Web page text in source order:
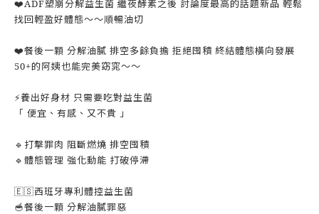
❤️ADF塑崩分解益生菌 繼夜酵素之後 討論度最高的話題新品 輕鬆
找回輕盈好體態～～順暢油切
❤️餐後一顆 分解油膩 排空多餘負擔 拒絕囤積 終結體態橫向發展
50+的阿姨也能完美窈窕～～
⚡️養出好身材 只需要吃對益生菌
「 便宜、有感、又不貴 」
🔹打擊罪肉 阻斷燃燒 排空囤積
🔹體態管理 強化動能 打破停滯
🇪🇸西班牙專利體控益生菌
🥣餐後一顆 分解油膩罪惡